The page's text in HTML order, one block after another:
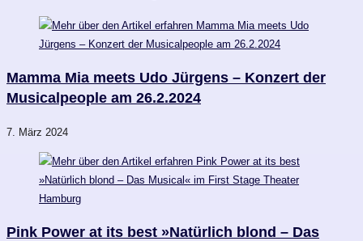
Mamma Mia meets Udo Jürgens – Konzert der
Musicalpeople am 26.2.2024
7. März 2024
Pink Power at its best »Natürlich blond – Das